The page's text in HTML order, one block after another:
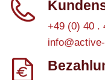
+49 (0) 40 .